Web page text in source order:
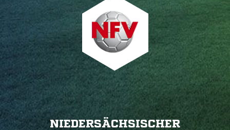
NIEDERSÄCHSISCHER